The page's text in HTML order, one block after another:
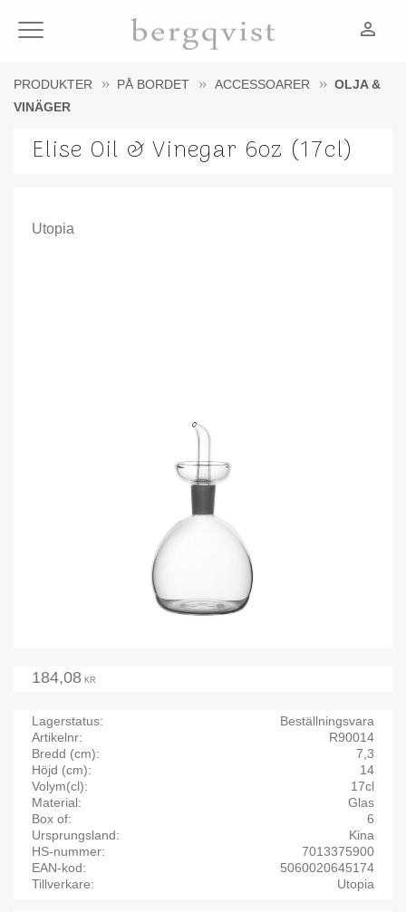
Meny person_outline
PRODUKTER PÅ BORDET ACCESSOARER
OLJA &
VINÄGER
Elise Oil & Vinegar 6oz (17cl)
Utopia
184,08 KR
Lagerstatus
Beställningsvara
Artikelnr
R90014
Bredd (cm)
7,3
Höjd (cm)
14
Volym(cl)
17cl
Material
Glas
Box of
6
Ursprungsland
Kina
HS-nummer
7013375900
EAN-kod
5060020645174
Tillverkare
Utopia